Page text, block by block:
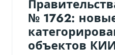
№ 1762:
объектов